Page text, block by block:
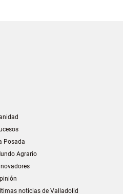
Posada
Agrario
noticias de Valladolid